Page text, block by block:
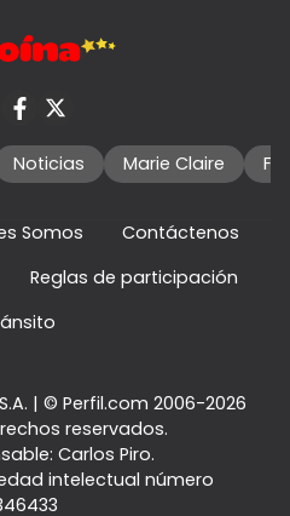
Noticias Marie Claire
Somos
Contáctenos
Reglas de participación
| © Perfil.com 2006-2026
reservados.
Carlos Piro.
intelectual número